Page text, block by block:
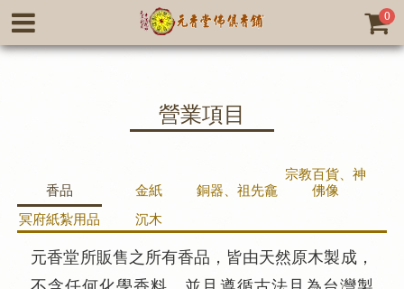
0
營業項目
香品 金紙 銅器、祖先龕
宗教百貨、神
佛像
冥府紙紮用品
沉木
元香堂所販售之所有香品，皆由天然原木製成，